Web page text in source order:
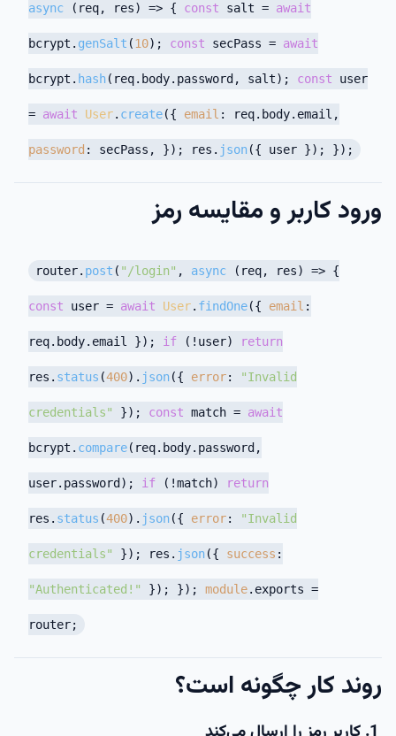
async (req, res) => { const salt = await
bcrypt. genSalt (10); const secPass = await
bcrypt. hash(req. body. password , salt); const user
= await User. create({ email : req. body. email ,
password : secPass, }); res. json({ user }); });
ورود کاربر و مقایسه رمز
router. post ( "/login" , async (req, res) => {
const user = await User. findOne({ email :
req. body. email }); if (!user) return
res. status (400). json({ error: "Invalid
credentials" }); const match = await
bcrypt. compare(req. body. password ,
user. password ); if (!match) return
res. status (400). json({ error: "Invalid
credentials" }); res. json({ success :
"Authenticated!" }); }); module. exports =
router;
روند کار چگونه است؟